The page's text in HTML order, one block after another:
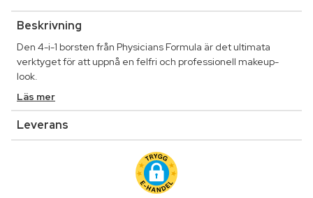
Beskrivning
Den 4-i-1 borsten från Physicians Formula är det ultimata
verktyget för att uppnå en felfri och professionell makeup-
look.
Läs mer
Leverans